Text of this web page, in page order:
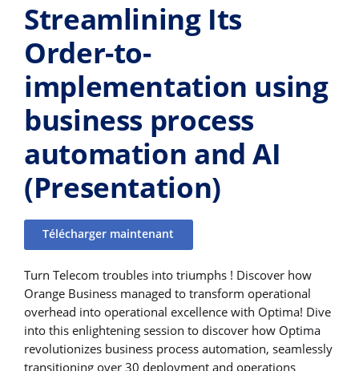
Streamlining Its
Order-to-
implementation using
business process
automation and AI​
(Presentation)
Télécharger maintenant
Turn Telecom troubles into triumphs ! Discover how
Orange Business managed to transform operational
overhead into operational excellence with Optima! Dive
into this enlightening session to discover how Optima
revolutionizes business process automation, seamlessly
transitioning over 30 deployment and operations